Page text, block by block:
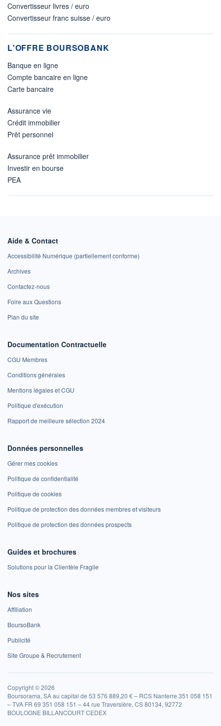
Convertisseur livres / euro
Convertisseur franc suisse / euro
L'OFFRE BOURSOBANK
Banque en ligne
Compte bancaire en ligne
Carte bancaire
Assurance vie
Crédit immobilier
Prêt personnel
Assurance prêt immobilier
Investir en bourse
PEA
Aide & Contact
Accessibilité Numérique (partiellement conforme)
Archives
Contactez-nous
Foire aux Questions
Plan du site
Documentation Contractuelle
CGU Membres
Conditions générales
Mentions légales et CGU
Politique d'exécution
Rapport de meilleure sélection 2024
Données personnelles
Gérer mes cookies
Politique de confidentialité
Politique de cookies
Politique de protection des données membres et visiteurs
Politique de protection des données prospects
Guides et brochures
Solutions pour la Clientèle Fragile
Nos sites
Affiliation
BoursoBank
Publicité
Site Groupe & Recrutement
Copyright © 2026
Boursorama, SA au capital de 53 576 889,20 € – RCS Nanterre 351 058 151
– TVA FR 69 351 058 151 – 44 rue Traversière, CS 80134, 92772
BOULOGNE BILLANCOURT CEDEX